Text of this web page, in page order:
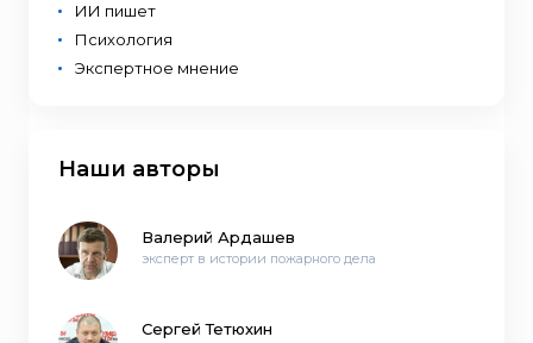
ИИ пишет
Психология
Экспертное мнение
Наши авторы
Валерий Ардашев
эксперт в истории пожарного дела
Сергей Тетюхин